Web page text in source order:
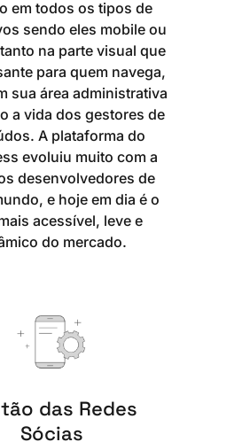
em todos os tipos de
sendo eles mobile ou
na parte visual que
para quem navega,
sua área administrativa
a vida dos gestores de
A plataforma do
evoluiu muito com a
desenvolvedores de
e hoje em dia é o
acessível, leve e
do mercado.
das Redes
Sócias